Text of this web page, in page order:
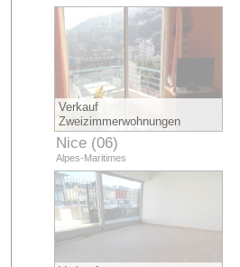
Verkauf
Zweizimmerwohnungen
Nice (06)
Alpes-Maritimes